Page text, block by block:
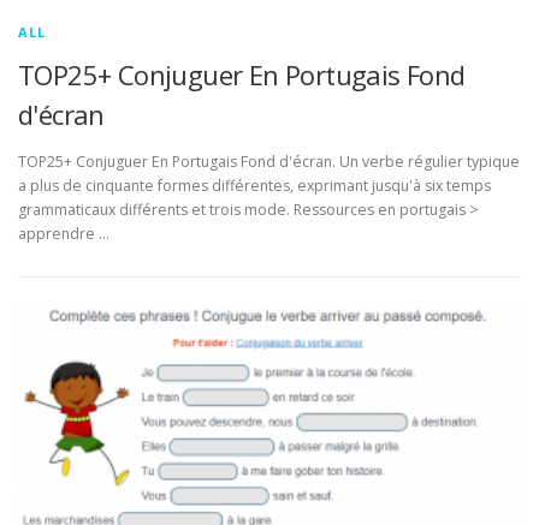
ALL
TOP25+ Conjuguer En Portugais Fond
d'écran
TOP25+ Conjuguer En Portugais Fond d'écran. Un verbe régulier typique
a plus de cinquante formes différentes, exprimant jusqu'à six temps
grammaticaux différents et trois mode. Ressources en portugais >
apprendre …